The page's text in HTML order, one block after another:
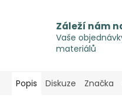
Záleží nám
Vaše
materiálů
Popis Diskuze Značka